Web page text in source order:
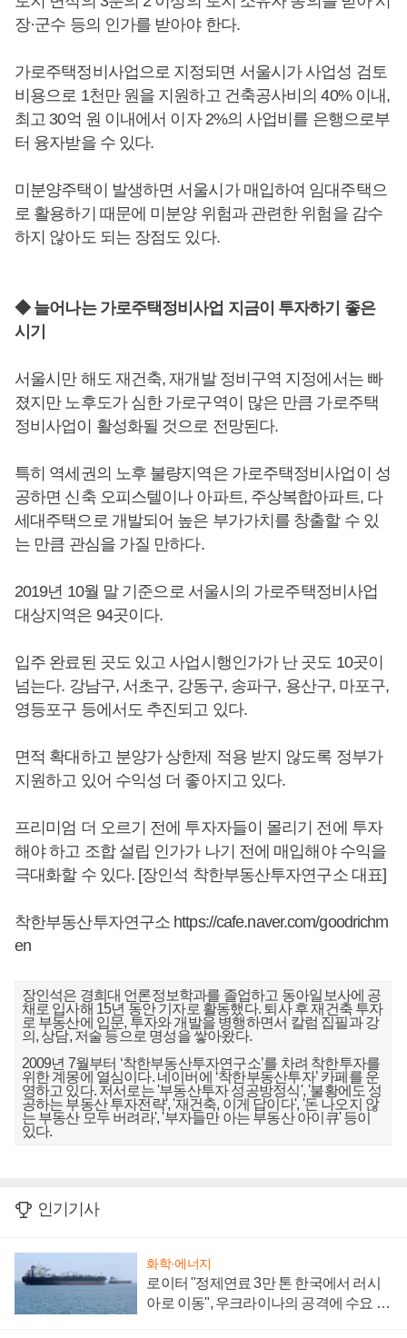
장·군수 등의 인가를 받아야 한다.
가로주택정비사업으로 지정되면 서울시가 사업성 검토
비용으로 1천만 원을 지원하고 건축공사비의 40% 이내,
최고 30억 원 이내에서 이자 2%의 사업비를 은행으로부
터 융자받을 수 있다.
미분양주택이 발생하면 서울시가 매입하여 임대주택으
로 활용하기 때문에 미분양 위험과 관련한 위험을 감수
하지 않아도 되는 장점도 있다.
◆ 늘어나는 가로주택정비사업 지금이 투자하기 좋은
시기
서울시만 해도 재건축, 재개발 정비구역 지정에서는 빠
졌지만 노후도가 심한 가로구역이 많은 만큼 가로주택
정비사업이 활성화될 것으로 전망된다.
특히 역세권의 노후 불량지역은 가로주택정비사업이 성
공하면 신축 오피스텔이나 아파트, 주상복합아파트, 다
세대주택으로 개발되어 높은 부가가치를 창출할 수 있
는 만큼 관심을 가질 만하다.
2019년 10월 말 기준으로 서울시의 가로주택정비사업
대상지역은 94곳이다.
입주 완료된 곳도 있고 사업시행인가가 난 곳도 10곳이
넘는다. 강남구, 서초구, 강동구, 송파구, 용산구, 마포구,
영등포구 등에서도 추진되고 있다.
면적 확대하고 분양가 상한제 적용 받지 않도록 정부가
지원하고 있어 수익성 더 좋아지고 있다.
프리미엄 더 오르기 전에 투자자들이 몰리기 전에 투자
해야 하고 조합 설립 인가가 나기 전에 매입해야 수익을
극대화할 수 있다. [장인석 착한부동산투자연구소 대표]
착한부동산투자연구소 https://cafe.naver.com/goodrichm
en
장인석은 경희대 언론정보학과를 졸업하고 동아일보사에 공
채로 입사해 15년 동안 기자로 활동했다. 퇴사 후 재건축 투자
로 부동산에 입문, 투자와 개발을 병행하면서 칼럼 집필과 강
의, 상담, 저술 등으로 명성을 쌓아왔다.
2009년 7월부터 ‘착한부동산투자연구소’를 차려 착한투자를
위한 계몽에 열심이다. 네이버에 ‘착한부동산투자’ 카페를 운
영하고 있다. 저서로는 '부동산투자 성공방정식', '불황에도 성
공하는 부동산 투자전략', '재건축, 이게 답이다', '돈 나오지 않
는 부동산 모두 버려라', '부자들만 아는 부동산 아이큐' 등이
있다.
인기기사
화학·에너지
로이터 "정제연료 3만 톤 한국에서 러시
아로 이동", 우크라이나의 공격에 수요 늘